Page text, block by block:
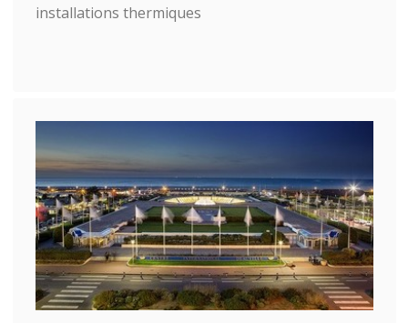
installations thermiques